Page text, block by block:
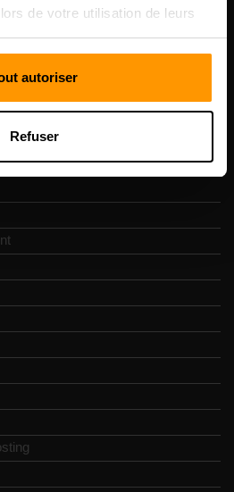
de votre utilisation de leurs
autoriser
Refuser